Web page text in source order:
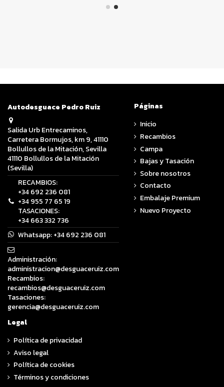
Autodesguace Pedro Ruiz
Salida Urb Entrecaminos,
Carretera Bormujos, km 9, 41110
Bollullos de la Mitación, Sevilla
41110 Bollullos de la Mitación
(Sevilla)
RECAMBIOS:
+34 692 236 081
+34 955 77 65 19
TASACIONES:
+34 663 332 736
Whatsapp:+34 692 236 081
Administración:
administracion@desguaceruiz.com
Recambios:
recambios@desguaceruiz.com
Tasaciones:
gerencia@desguaceruiz.com
Páginas
Inicio
Recambios
Campa
Bajas y Tasación
Sobre nosotros
Contacto
Embalaje Premium
Nuevo Proyecto
Legal
Política de privacidad
Aviso legal
Política de cookies
Términos y condiciones